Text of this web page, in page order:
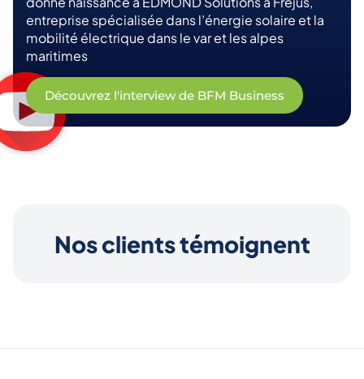
donné naissance à EDMOND Solutions à Fréjus,
entreprise spécialisée dans l’énergie solaire et la
mobilité électrique dans le var et les alpes
maritimes
Découvrez l'interview de BFM Business
Nos clients témoignent